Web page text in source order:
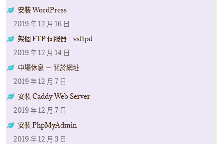
安裝 WordPress
2019 年 12 月 16 日
架個 FTP 伺服器－vsftpd
2019 年 12 月 14 日
中場休息 － 關於網址
2019 年 12 月 7 日
安裝 Caddy Web Server
2019 年 12 月 7 日
安裝 PhpMyAdmin
2019 年 12 月 3 日